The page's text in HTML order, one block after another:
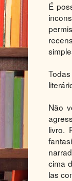
É
Não
livro.
cima
las